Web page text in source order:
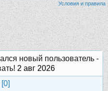
Условия и правила
новый пользователь -
2 авг 2026
[0]